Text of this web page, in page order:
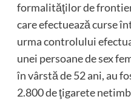
formalităţilor de
care efectuează curse
urma controlului
unei persoane de sex
în vârstă de 52 ani, au
2.800 de ţigarete